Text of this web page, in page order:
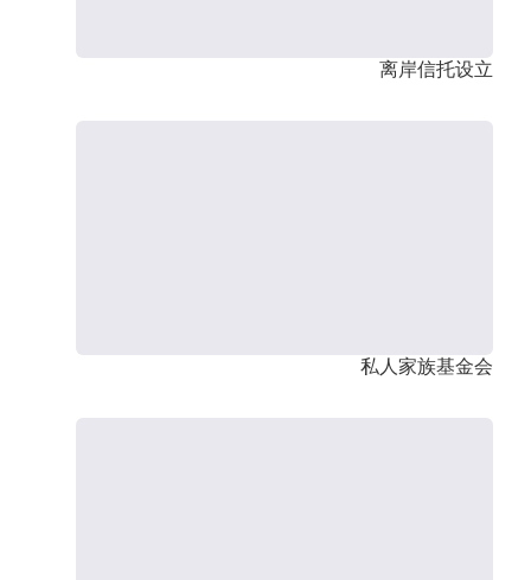
离岸信托设立
私人家族基金会